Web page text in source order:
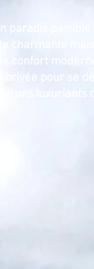
paradis
charmante
confort
privée pour se
luxuriants